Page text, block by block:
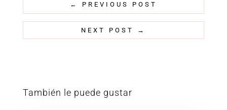
← PREVIOUS POST
NEXT POST →
También le puede gustar